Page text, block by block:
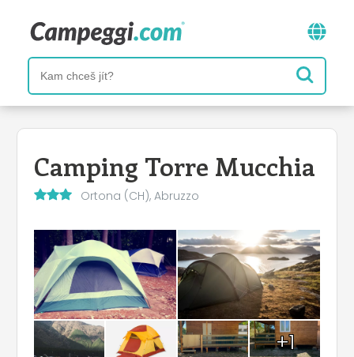
Camping Torre Mucchia
Ortona (CH), Abruzzo
+1